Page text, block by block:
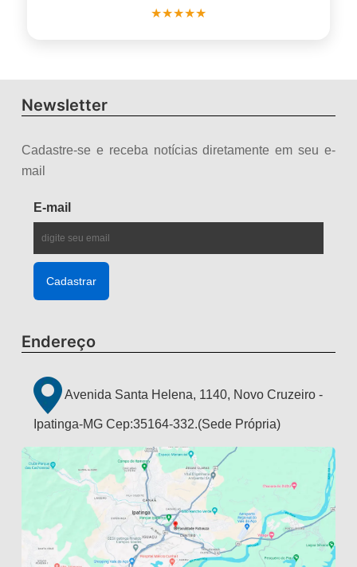
★★★★★
Newsletter
Cadastre-se e receba notícias diretamente em seu e-
mail
E-mail
Endereço
Avenida Santa Helena, 1140, Novo Cruzeiro -
Ipatinga-MG Cep:35164-332.(Sede Própria)